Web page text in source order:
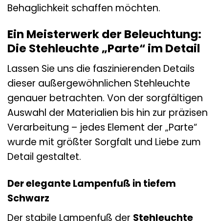
Behaglichkeit schaffen möchten.
Ein Meisterwerk der Beleuchtung:
Die Stehleuchte „Parte“ im Detail
Lassen Sie uns die faszinierenden Details
dieser außergewöhnlichen Stehleuchte
genauer betrachten. Von der sorgfältigen
Auswahl der Materialien bis hin zur präzisen
Verarbeitung – jedes Element der „Parte“
wurde mit größter Sorgfalt und Liebe zum
Detail gestaltet.
Der elegante Lampenfuß in tiefem
Schwarz
Der stabile Lampenfuß der Stehleuchte